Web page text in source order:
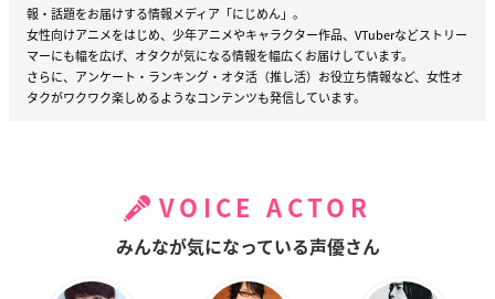
報・話題をお届けする情報メディア「にじめん」。
女性向けアニメをはじめ、少年アニメやキャラクター作品、VTuberなどストリー
マーにも幅を広げ、オタクが気になる情報を幅広くお届けしています。
さらに、アンケート・ランキング・オタ活（推し活）お役立ち情報など、女性オ
タクがワクワク楽しめるようなコンテンツも発信しています。
VOICE ACTOR
みんなが気になっている声優さん